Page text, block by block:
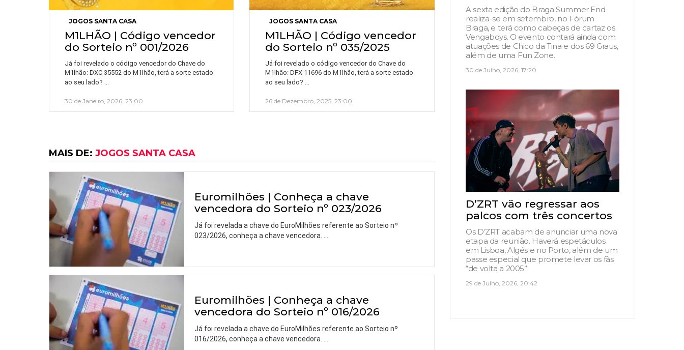
JOGOS SANTA CASA
M1LHÃO | Código vencedor
do Sorteio nº 001/2026
Já foi revelado o código vencedor do Chave do
M1lhão: DXC 35552 do M1lhão, terá a sorte estado
ao seu lado?
30 de Janeiro, 2026, 23:00
JOGOS SANTA CASA
M1LHÃO | Código vencedor
do Sorteio nº 035/2025
Já foi revelado o código vencedor do Chave do
M1lhão: DFX 11696 do M1lhão, terá a sorte estado
ao seu lado?
26 de Dezembro, 2025, 23:00
MAIS DE: JOGOS SANTA CASA
Euromilhões | Conheça a chave
vencedora do Sorteio nº 023/2026
Já foi revelada a chave do EuroMilhões referente ao Sorteio nº
023/2026, conheça a chave vencedora.
Euromilhões | Conheça a chave
vencedora do Sorteio nº 016/2026
Já foi revelada a chave do EuroMilhões referente ao Sorteio nº
016/2026, conheça a chave vencedora.
A sexta edição do Braga Summer End
realiza-se em setembro, no Fórum
Braga, e terá como cabeças de cartaz os
Vengaboys. O evento contará ainda com
atuações de Chico da Tina e dos 69 Graus,
além de uma Fun Zone.
30 de Julho, 2026, 17:20
D’ZRT vão regressar aos
palcos com três concertos
Os D’ZRT acabam de anunciar uma nova
etapa da reunião. Haverá espetáculos
em Lisboa, Algés e no Porto, além de um
passe especial que promete levar os fãs
“de volta a 2005”.
29 de Julho, 2026, 20:42